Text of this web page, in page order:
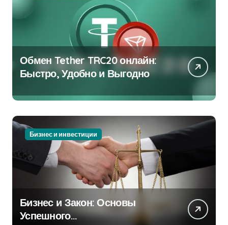
Обмен Tether TRC20 онлайн:
Быстро, Удобно и Выгодно
Бизнес и инвестиции
Бизнес и Закон: Основы
Успешного